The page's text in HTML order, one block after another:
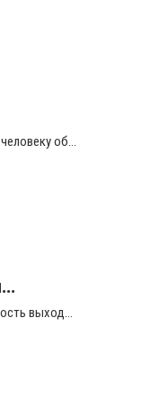
об...
выход...